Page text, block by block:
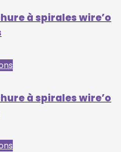
à spirales wire’o
à spirales wire’o